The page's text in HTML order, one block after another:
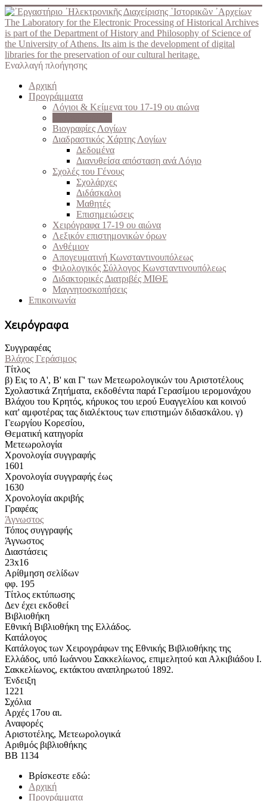
The Laboratory for the Electronic Processing of Historical Archives
is part of the Department of History and Philosophy of Science of
the University of Athens. Its aim is the development of digital
libraries for the preservation of our cultural heritage.
Εναλλαγή πλοήγησης
Αρχική
Προγράμματα
Λόγιοι & Κείμενα του 17-19 ου αιώνα
Βιογραφίες Λογίων
Διαδραστικός Χάρτης Λογίων
Δεδομένα
Διανυθείσα απόσταση ανά Λόγιο
Σχολές του Γένους
Σχολάρχες
Διδάσκαλοι
Μαθητές
Επισημειώσεις
Χειρόγραφα 17-19 ου αιώνα
Λεξικόν επιστημονικών όρων
Ανθέμιον
Απογευματινή Κωνσταντινουπόλεως
Φιλολογικός Σύλλογος Κωνσταντινουπόλεως
Διδακτορικές Διατριβές ΜΙΘΕ
Μαγνητοσκοπήσεις
Επικοινωνία
Χειρόγραφα
Συγγραφέας
Βλάχος Γεράσιμος
Τίτλος
β) Εις το Α', Β' και Γ' των Μετεωρολογικών του Αριστοτέλους
Σχολαστικά Ζητήματα, εκδοθέντα παρά Γερασίμου ιερομονάχου
Βλάχου του Κρητός, κήρυκος του ιερού Ευαγγελίου και κοινού
κατ' αμφοτέρας τας διαλέκτους των επιστημών διδασκάλου. γ)
Γεωργίου Κορεσίου,
Θεματική κατηγορία
Μετεωρολογία
Χρονολογία συγγραφής
1601
Χρονολογία συγγραφής έως
1630
Χρονολογία ακριβής
Γραφέας
Άγνωστος
Τόπος συγγραφής
Άγνωστος
Διαστάσεις
23x16
Αρίθμηση σελίδων
φφ. 195
Τίτλος εκτύπωσης
Δεν έχει εκδοθεί
Βιβλιοθήκη
Εθνική Βιβλιοθήκη της Ελλάδος.
Κατάλογος
Κατάλογος των Χειρογράφων της Εθνικής Βιβλιοθήκης της
Ελλάδος, υπό Ιωάννου Σακκελίωνος, επιμελητού και Αλκιβιάδου Ι.
Σακκελίωνος, εκτάκτου αναπληρωτού 1892.
Ένδειξη
1221
Σχόλια
Αρχές 17ου αι.
Αναφορές
Αριστοτέλης, Μετεωρολογικά
Αριθμός βιβλιοθήκης
ΒΒ 1134
Βρίσκεστε εδώ:
Αρχική
Προγράμματα